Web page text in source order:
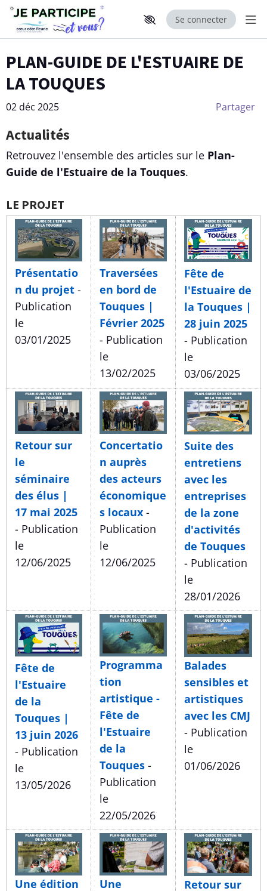
Se connecter
PLAN-GUIDE DE L'ESTUAIRE DE
LA TOUQUES
02 déc 2025 Partager
Actualités
Retrouvez l'ensemble des articles sur le Plan-
Guide de l'Estuaire de la Touques.
LE PROJET
Présentatio
n du projet -
Publication
le
03/01/2025
Traversées
en bord de
Touques |
Février 2025
- Publication
le
13/02/2025
Fête de
l'Estuaire de
la Touques |
28 juin 2025
- Publication
le
03/06/2025
Retour sur
le
séminaire
des élus |
17 mai 2025
- Publication
le
12/06/2025
Concertatio
n auprès
des acteurs
économique
s locaux -
Publication
le
12/06/2025
Suite des
entretiens
avec les
entreprises
de la zone
d'activités
de Touques
- Publication
le
28/01/2026
Fête de
l'Estuaire
de la
Touques |
13 juin 2026
- Publication
le
13/05/2026
Programma
tion
artistique -
Fête de
l'Estuaire
de la
Touques -
Publication
le
22/05/2026
Balades
sensibles et
artistiques
avec les CMJ
- Publication
le
01/06/2026
Une édition
Une
Retour sur